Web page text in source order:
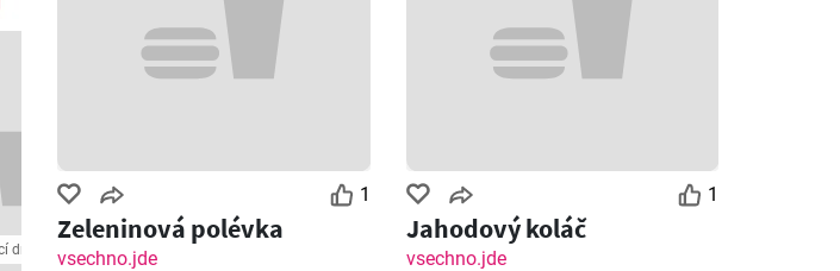
dny: 4 Zbývající dny: 2
1
Zeleninová polévka
vsechno.jde
1
Jahodový koláč
vsechno.jde